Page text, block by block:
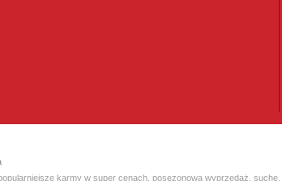
karmy w super cenach posezonowa wyprzedaż suche